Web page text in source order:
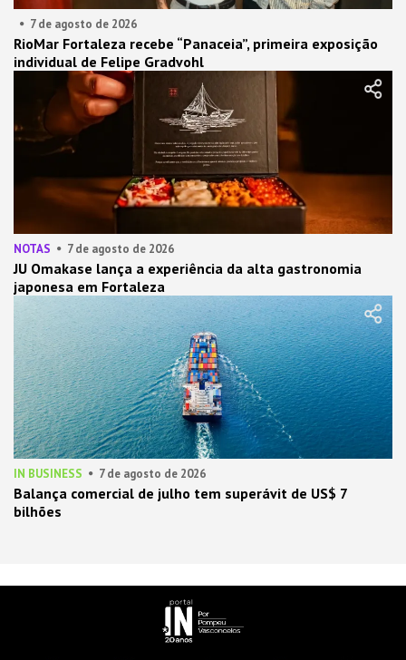
7 de agosto de 2026
RioMar Fortaleza recebe “Panaceia”, primeira exposição
individual de Felipe Gradvohl
NOTAS 7 de agosto de 2026
JU Omakase lança a experiência da alta gastronomia
japonesa em Fortaleza
IN BUSINESS 7 de agosto de 2026
Balança comercial de julho tem superávit de US$ 7
bilhões